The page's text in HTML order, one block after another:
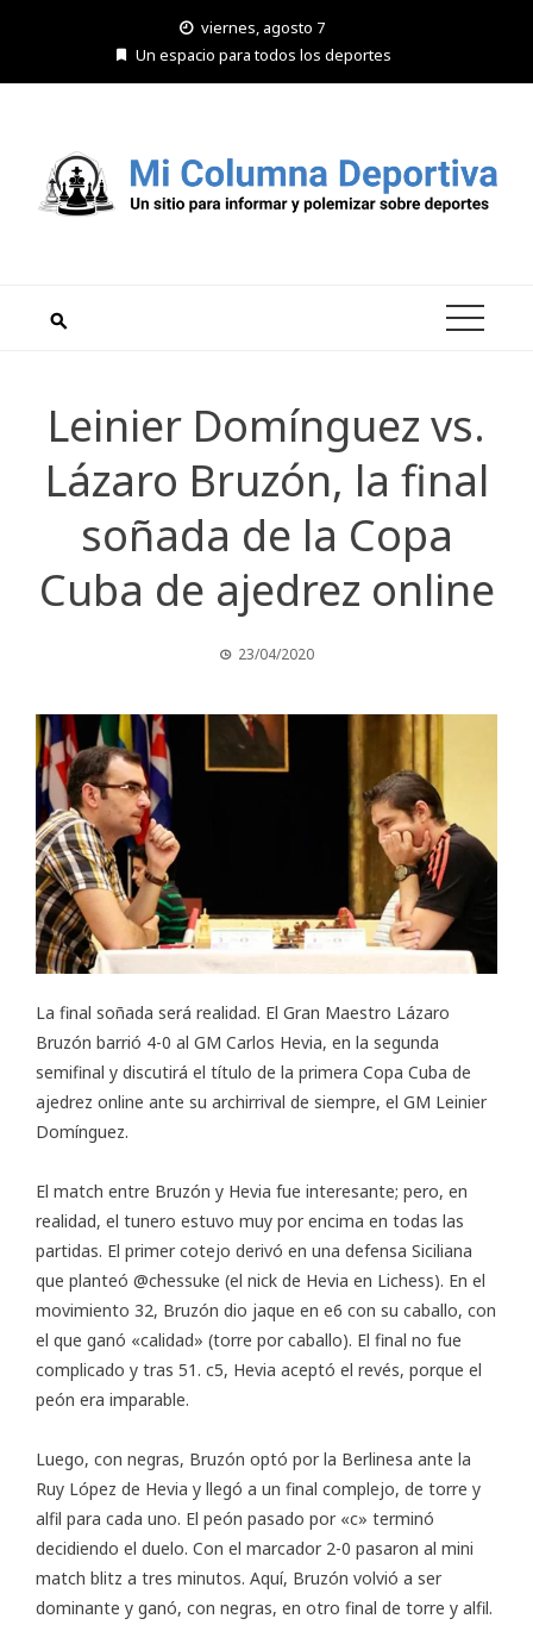
viernes, agosto 7
Un espacio para todos los deportes
Leinier Domínguez vs.
Lázaro Bruzón, la final
soñada de la Copa
Cuba de ajedrez online
23/04/2020
La final soñada será realidad. El Gran Maestro Lázaro
Bruzón barrió 4-0 al GM Carlos Hevia, en la segunda
semifinal y discutirá el título de la primera Copa Cuba de
ajedrez online ante su archirrival de siempre, el GM Leinier
Domínguez.
El match entre Bruzón y Hevia fue interesante; pero, en
realidad, el tunero estuvo muy por encima en todas las
partidas. El primer cotejo derivó en una defensa Siciliana
que planteó @chessuke (el nick de Hevia en Lichess). En el
movimiento 32, Bruzón dio jaque en e6 con su caballo, con
el que ganó «calidad» (torre por caballo). El final no fue
complicado y tras 51. c5, Hevia aceptó el revés, porque el
peón era imparable.
Luego, con negras, Bruzón optó por la Berlinesa ante la
Ruy López de Hevia y llegó a un final complejo, de torre y
alfil para cada uno. El peón pasado por «c» terminó
decidiendo el duelo. Con el marcador 2-0 pasaron al mini
match blitz a tres minutos. Aquí, Bruzón volvió a ser
dominante y ganó, con negras, en otro final de torre y alfil.